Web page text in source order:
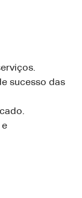
sucesso das